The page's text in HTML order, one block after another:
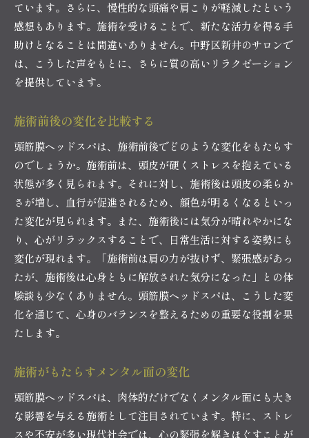
ています。さらに、慢性的な頭痛や肩こりが軽減したという
感想もあります。施術を受けることで、新たな活力を得る手
助けとなることは間違いありません。中野区新井のサロンで
は、こうした声をもとに、さらに質の高いリラクゼーション
を提供しています。
施術前後の変化を比較する
頭筋膜ヘッドスパは、施術前後でどのような変化をもたらす
のでしょうか。施術前は、頭皮が硬くストレスを抱えている
状態が多く見られます。それに対し、施術後は頭皮の柔らか
さが増し、血行が促進されるため、顔色が明るくなるといっ
た変化が見られます。また、施術後には気分が晴れやかにな
り、心がリラックスすることで、日常生活に対する姿勢にも
変化が現れます。「施術前は肩の力が抜けず、緊張感があっ
たが、施術後は心身ともに解放された気分になった」との体
験談も少なくありません。頭筋膜ヘッドスパは、こうした変
化を通じて、心身のバランスを整えるための重要な役割を果
たします。
施術がもたらすメンタル面の変化
頭筋膜ヘッドスパは、肉体的だけでなくメンタル面にも大き
な影響を与える施術として注目されています。特に、ストレ
スや不安が多い現代社会では、心の緊張を解きほぐすことが